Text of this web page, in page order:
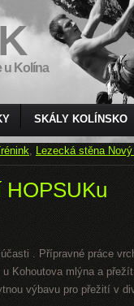
u Kolína
SKÁLY KOLÍNSKO
, Lezecká stěna
HOPSUKu
. Přípravné práce
Kohoutova mlýna a
výbavu pro přežití v